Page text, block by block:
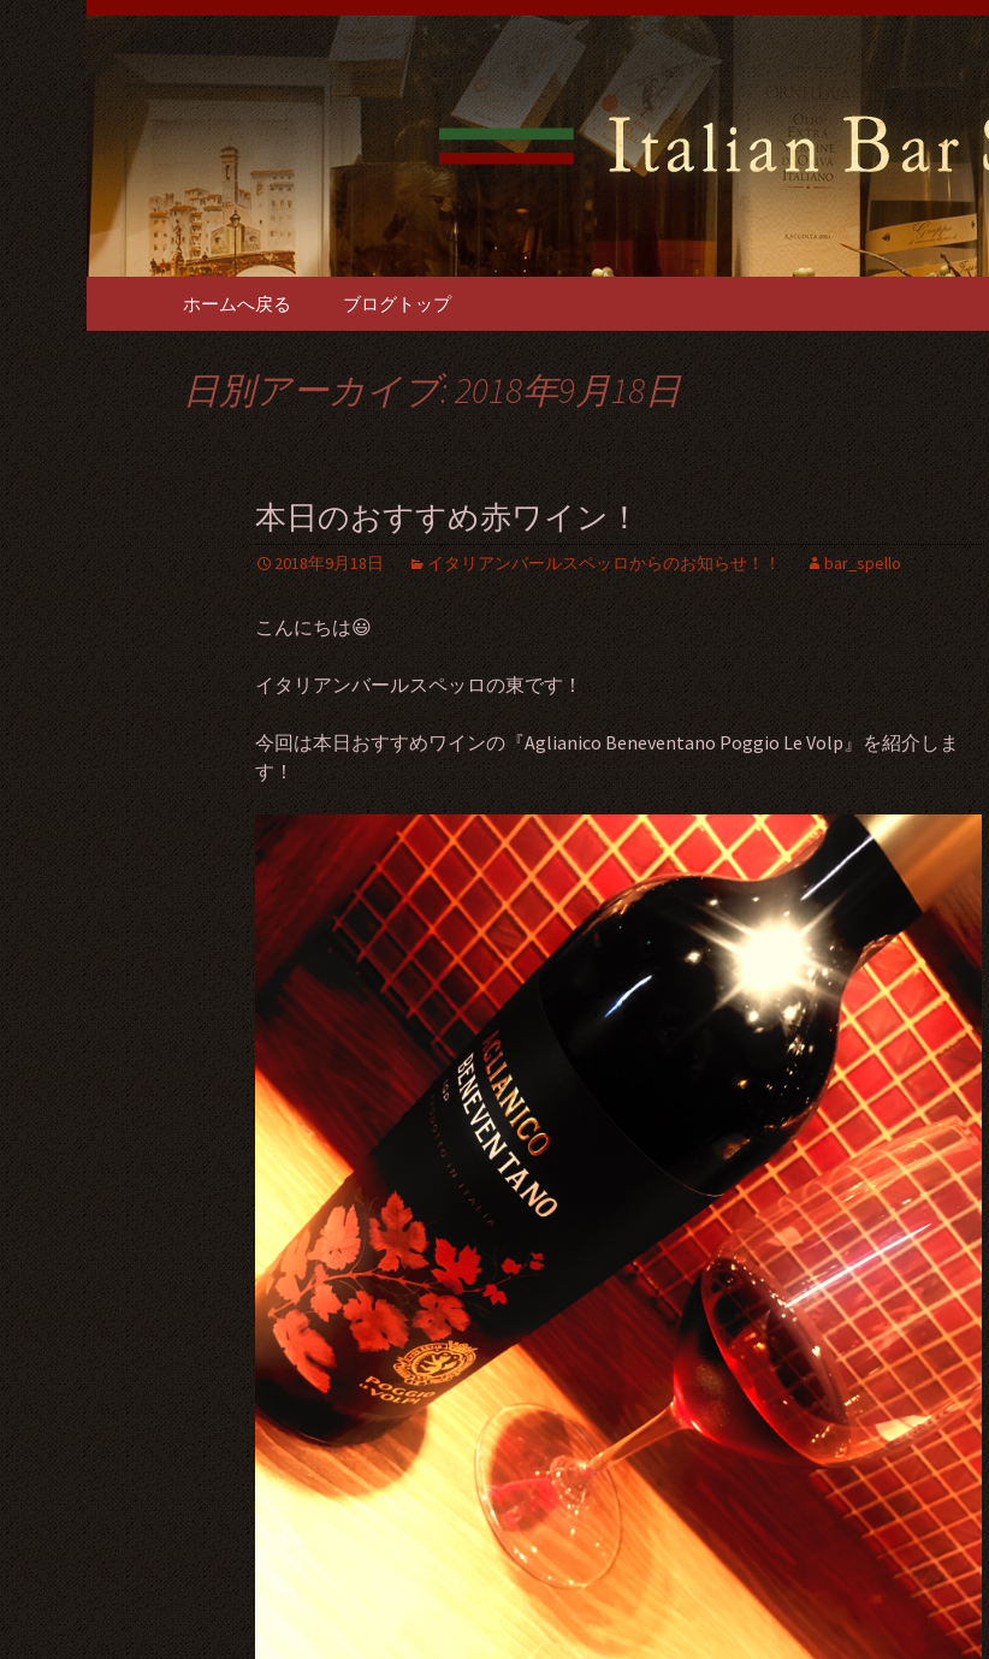
難波千日前のイタリア
で貸切パーティーを
難波千日前の「イタリアンバールスペッロ」はイタリアの
をご用意。1階～3階席とございますので貸切パーティーでご
コンテンツへ移動
ホームへ戻る ブログトップ
日別アーカイブ: 2018年9月18日
本日のおすすめ赤ワイン！
2018年9月18日 イタリアンバールスペッロからのお知らせ！！ bar_spello
こんにちは😃
イタリアンバールスペッロの東です！
今回は本日おすすめワインの『Aglianico Beneventano Poggio Le Volp』を紹介しま
す！